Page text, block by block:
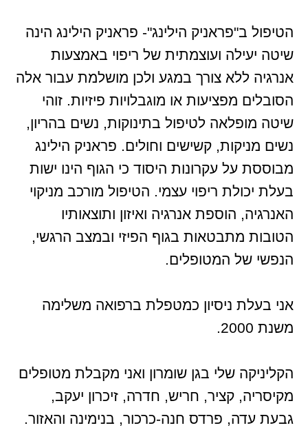
הטיפול ב"פראניק הילינג"- פראניק הילינג הינה
שיטה יעילה ועוצמתית של ריפוי באמצעות
אנרגיה ללא צורך במגע ולכן מושלמת עבור אלה
הסובלים מפציעות או מוגבלויות פיזיות. זוהי
שיטה מופלאה לטיפול בתינוקות, נשים בהריון,
נשים מניקות, קשישים וחולים. פראניק הילינג
מבוססת על עקרונות היסוד כי הגוף הינו ישות
בעלת יכולת ריפוי עצמי. הטיפול מורכב מניקוי
האנרגיה, הוספת אנרגיה ואיזון ותוצאותיו
הטובות מתבטאות בגוף הפיזי ובמצב הרגשי,
הנפשי של המטופלים.
אני בעלת ניסיון כמטפלת ברפואה משלימה
משנת 2000.
הקליניקה שלי בגן שומרון ואני מקבלת מטופלים
מקיסריה, קציר, חריש, חדרה, זיכרון יעקב,
גבעת עדה, פרדס חנה-כרכור, בנימינה והאזור.